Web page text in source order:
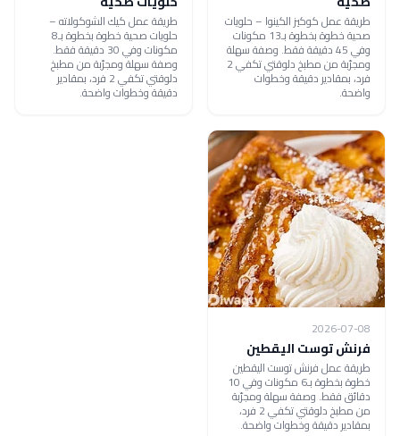
طريقة عمل كوكيز الكينوا – حلويات
صحية خطوة بخطوة بـ13 مكونات
وفي 45 دقيقة فقط. وصفة سهلة
ومجرّبة من مطبخ دلوقتي تكفي 2
فرد، بمقادير دقيقة وخطوات
واضحة.
طريقة عمل كيك الشوكولاته –
حلويات صحية خطوة بخطوة بـ8
مكونات وفي 30 دقيقة فقط.
وصفة سهلة ومجرّبة من مطبخ
دلوقتي تكفي 2 فرد، بمقادير
دقيقة وخطوات واضحة.
2026-07-08
فرنش توست اليقطين
طريقة عمل فرنش توست اليقطين
خطوة بخطوة بـ6 مكونات وفي 10
دقائق فقط. وصفة سهلة ومجرّبة
من مطبخ دلوقتي تكفي 2 فرد،
بمقادير دقيقة وخطوات واضحة.